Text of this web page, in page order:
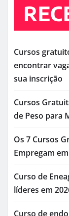
Cursos
encontrar
sua inscrição
Cursos
de Peso para
Os 7 Cursos
Empregam
Curso de
líderes em
Curso de